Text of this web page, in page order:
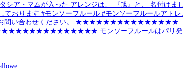
シア・マムが入った アレンジは、 『旭』と、 名付け
ております #モンソーフルール #モンソーフルールアト
にお問い合わせください。 ★★★★★★★★★★★★★★★ 【モ
★★★★★★★★★★★★★★★ モンソーフルールはパリ発！